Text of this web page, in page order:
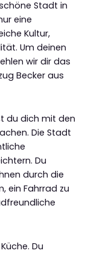
Stadt in
eine
Kultur,
Um deinen
wir dir das
Becker aus
du dich mit den
Die Stadt
Du
durch die
ein Fahrrad zu
Du